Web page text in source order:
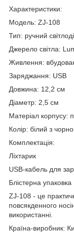
Характеристики:
Модель: ZJ-108
Тип: ручний
Джерело світла:
Живлення:
Заряджання: USB
Довжина: 12,2 см
Діаметр: 2,5 см
Матеріал корпусу:
Колір: білий з
Комплектація:
Ліхтарик
USB-кабель для
Блістерна упаковка
ZJ-108 - це
повсякденного
використанні.
Країна-виробник: